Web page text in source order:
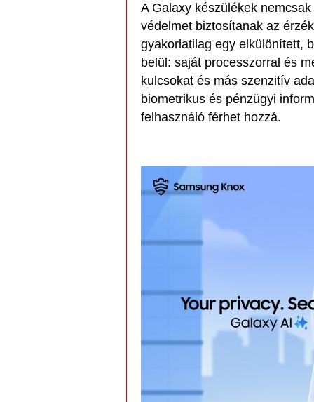
A Galaxy készülékek
védelmet biztosítanak az
gyakorlatilag egy elkülönített,
belül: saját processzorral és
kulcsokat és más szenzitív
biometrikus és pénzügyi
felhasználó férhet hozzá.